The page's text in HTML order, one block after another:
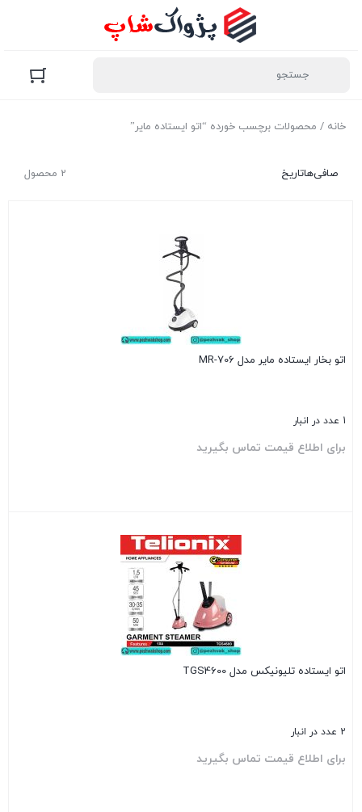
خانه / محصولات برچسب خورده “اتو ایستاده مایر”
2 محصول صافی‌هاتاریخ
اتو بخار ایستاده مایر مدل MR-706
1 عدد در انبار
برای اطلاع قیمت تماس بگیرید
اتو ایستاده تلیونیکس مدل TGS4600
2 عدد در انبار
برای اطلاع قیمت تماس بگیرید